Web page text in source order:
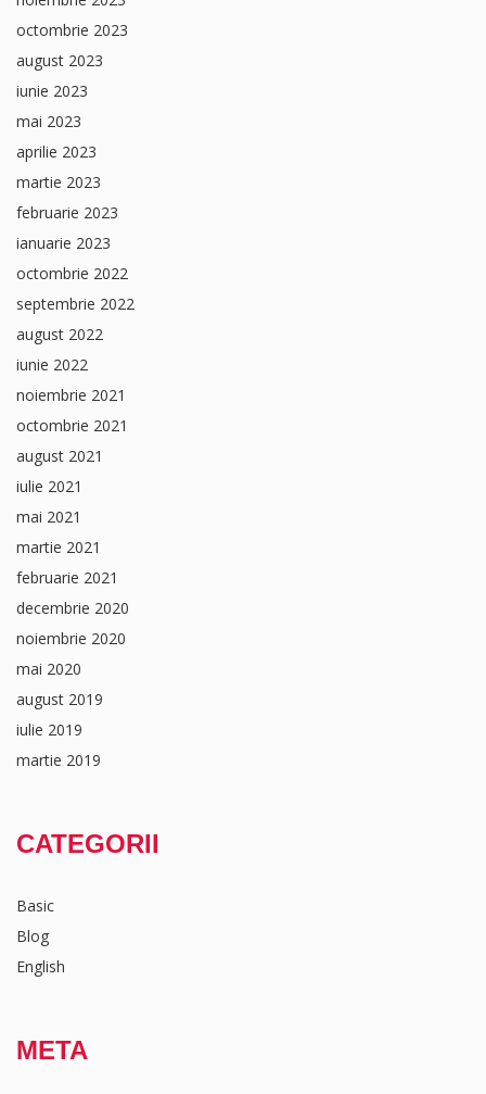
octombrie 2023
august 2023
iunie 2023
mai 2023
aprilie 2023
martie 2023
februarie 2023
ianuarie 2023
octombrie 2022
septembrie 2022
august 2022
iunie 2022
noiembrie 2021
octombrie 2021
august 2021
iulie 2021
mai 2021
martie 2021
februarie 2021
decembrie 2020
noiembrie 2020
mai 2020
august 2019
iulie 2019
martie 2019
CATEGORII
Basic
Blog
English
META